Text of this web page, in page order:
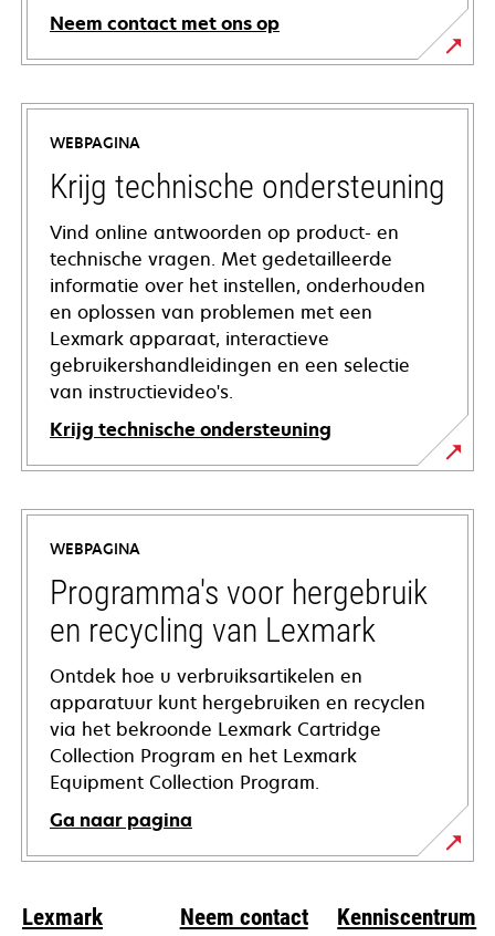
Neem contact met ons op
WEBPAGINA
Krijg technische ondersteuning
Vind online antwoorden op product- en
technische vragen. Met gedetailleerde
informatie over het instellen, onderhouden
en oplossen van problemen met een
Lexmark apparaat, interactieve
gebruikershandleidingen en een selectie
van instructievideo's.
Krijg technische ondersteuning
opens
in
new
tab
WEBPAGINA
Programma's voor hergebruik
en recycling van Lexmark
Ontdek hoe u verbruiksartikelen en
apparatuur kunt hergebruiken en recyclen
via het bekroonde Lexmark Cartridge
Collection Program en het Lexmark
Equipment Collection Program.
Ga naar pagina
Lexmark Neem contact Kenniscentrum